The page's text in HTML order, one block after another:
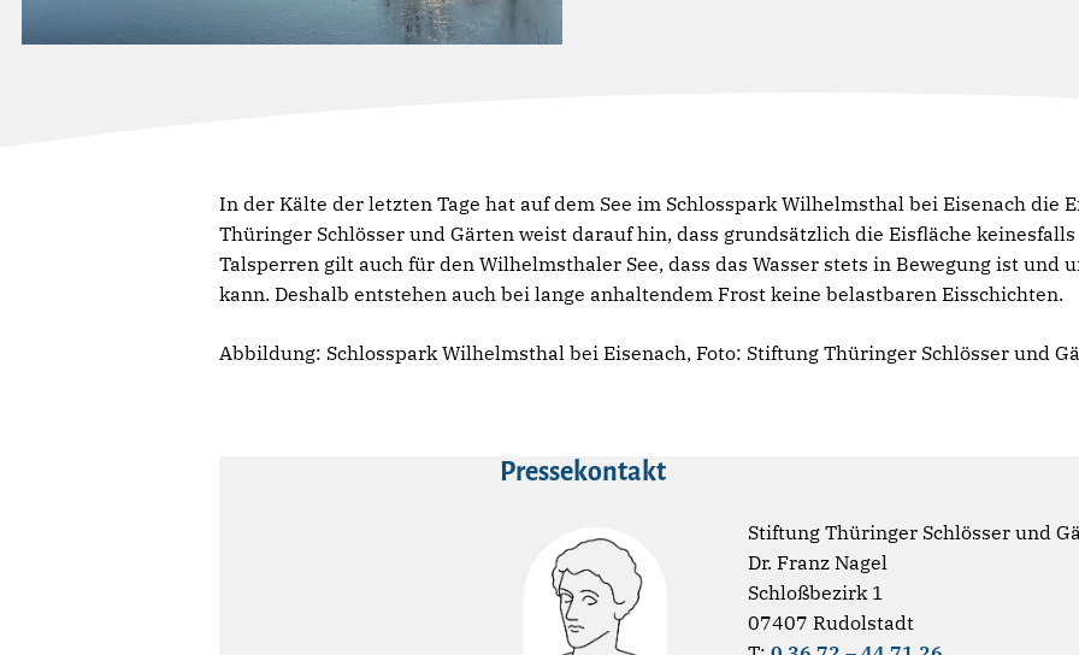
In der Kälte der letzten Tage hat auf dem See im Schlosspark Wilhelmsthal bei Eisenach die
Thüringer Schlösser und Gärten weist darauf hin, dass grundsätzlich die Eisfläche
Talsperren gilt auch für den Wilhelmsthaler See, dass das Wasser stets in Bewegung ist und
kann. Deshalb entstehen auch bei lange anhaltendem Frost keine belastbaren Eisschichten.
Abbildung: Schlosspark Wilhelmsthal bei Eisenach, Foto: Stiftung Thüringer Schlösser und
Pressekontakt
Stiftung Thüringer Schlösser und
Dr. Franz Nagel
Schloßbezirk 1
07407 Rudolstadt